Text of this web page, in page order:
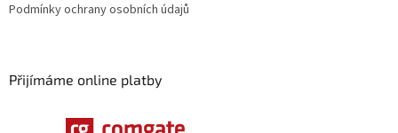
Podmínky ochrany osobních údajů
Přijímáme online platby